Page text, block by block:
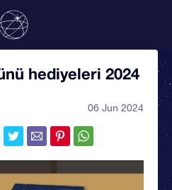
hediyeleri 2024
06 Jun 2024